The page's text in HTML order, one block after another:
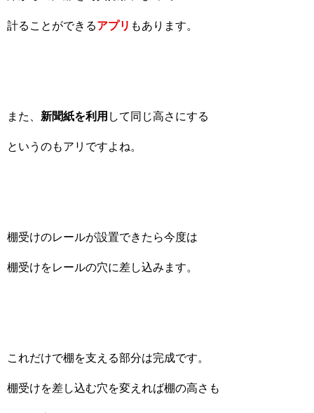
計ることができるアプリ もあります。
また、 新聞紙を利用 して同じ高さにする
というのもアリですよね。
棚受けのレールが設置できたら今度は
棚受けをレールの穴に差し込みます。
これだけで棚を支える部分は完成です。
棚受けを差し込む穴を変えれば棚の高さも